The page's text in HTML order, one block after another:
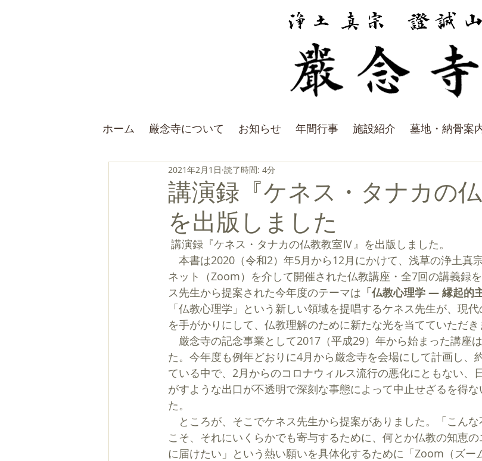
ホーム 厳念寺について お知らせ 年間行事 施設紹介 墓地・納骨案
講演録『ケネス・タナカの
を出版しました
2021年2月1日 読了時間: 4分
講演録『ケネス・タナカの仏教教室Ⅳ』を出版しました。
本書は2020（令和2）年5月から12月にかけて、浅草の浄土真
ネット（Zoom）を介して開催された仏教講座・全7回の講義録
ス先生から提案された今年度のテーマは 「仏教心理学 ― 縁起的
「仏教心理学」という新しい領域を提唱するケネス先生が、現
を手がかりにして、仏教理解のために新たな光を当てていただき
厳念寺の記念事業として2017（平成29）年から始まった講座
た。今年度も例年どおりに4月から厳念寺を会場にして計画し、
ている中で、2月からのコロナウィルス流行の悪化にともない、
がすような出口が不透明で深刻な事態によって中止せざるを得
た。
ところが、そこでケネス先生から提案がありました。「こん
こそ、それにいくらかでも寄与するために、何とか仏教の知恵
に届けたい」という熱い願いを具体化するために「Zoom（ズー